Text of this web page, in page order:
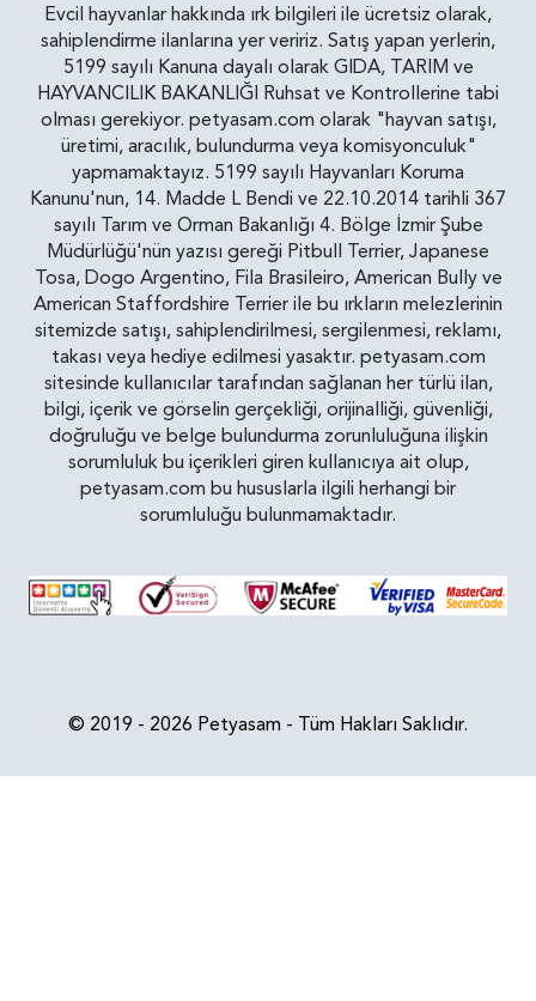
Evcil hayvanlar hakkında ırk bilgileri ile ücretsiz olarak,
sahiplendirme ilanlarına yer veririz. Satış yapan yerlerin,
5199 sayılı Kanuna dayalı olarak GIDA, TARIM ve
HAYVANCILIK BAKANLIĞI Ruhsat ve Kontrollerine tabi
olması gerekiyor. petyasam.com olarak "hayvan satışı,
üretimi, aracılık, bulundurma veya komisyonculuk"
yapmamaktayız. 5199 sayılı Hayvanları Koruma
Kanunu'nun, 14. Madde L Bendi ve 22.10.2014 tarihli 367
sayılı Tarım ve Orman Bakanlığı 4. Bölge İzmir Şube
Müdürlüğü'nün yazısı gereği Pitbull Terrier, Japanese
Tosa, Dogo Argentino, Fila Brasileiro, American Bully ve
American Staffordshire Terrier ile bu ırkların melezlerinin
sitemizde satışı, sahiplendirilmesi, sergilenmesi, reklamı,
takası veya hediye edilmesi yasaktır. petyasam.com
sitesinde kullanıcılar tarafından sağlanan her türlü ilan,
bilgi, içerik ve görselin gerçekliği, orijinalliği, güvenliği,
doğruluğu ve belge bulundurma zorunluluğuna ilişkin
sorumluluk bu içerikleri giren kullanıcıya ait olup,
petyasam.com bu hususlarla ilgili herhangi bir
sorumluluğu bulunmamaktadır.
© 2019 - 2026 Petyasam - Tüm Hakları Saklıdır.